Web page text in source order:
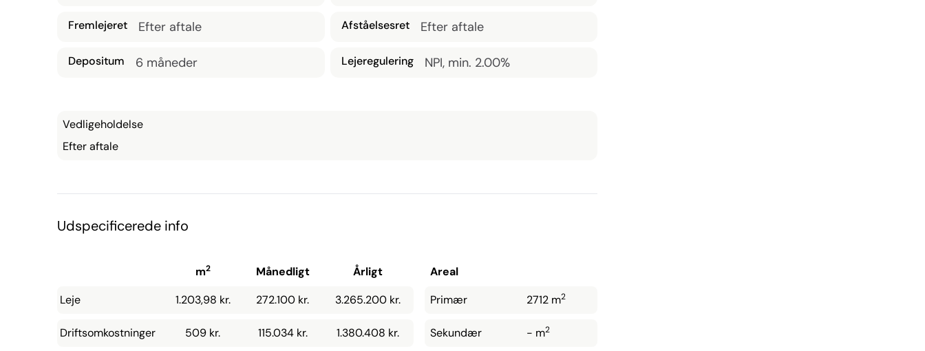
Fremlejeret Efter aftale Afståelsesret Efter aftale
Depositum 6 måneder Lejeregulering NPI, min. 2.00%
Vedligeholdelse
Efter aftale
Udspecificerede info
m2 Månedligt
Årligt
Leje
1.203,98 kr. 272.100 kr. 3.265.200 kr.
Driftsomkostninger 509 kr. 115.034 kr. 1.380.408 kr.
Areal
Primær
2712 m2
Sekundær - m2